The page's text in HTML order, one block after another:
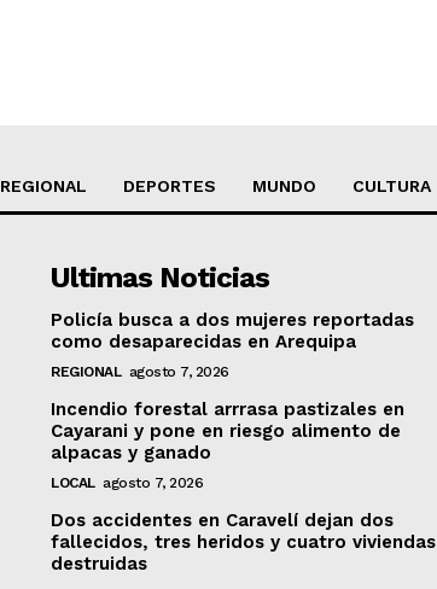
REGIONAL DEPORTES MUNDO CULTURA
Ultimas Noticias
Policía busca a dos mujeres reportadas
como desaparecidas en Arequipa
REGIONAL agosto 7, 2026
Incendio forestal arrrasa pastizales en
Cayarani y pone en riesgo alimento de
alpacas y ganado
LOCAL agosto 7, 2026
Dos accidentes en Caravelí dejan dos
fallecidos, tres heridos y cuatro viviendas
destruidas